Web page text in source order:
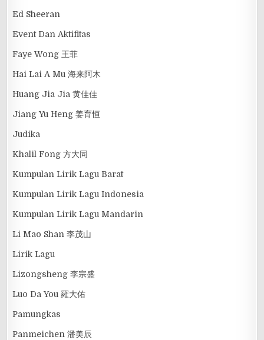
Ed Sheeran
Event Dan Aktifitas
Faye Wong 王菲
Hai Lai A Mu 海来阿木
Huang Jia Jia 黄佳佳
Jiang Yu Heng 姜育恒
Judika
Khalil Fong 方大同
Kumpulan Lirik Lagu Barat
Kumpulan Lirik Lagu Indonesia
Kumpulan Lirik Lagu Mandarin
Li Mao Shan 李茂山
Lirik Lagu
Lizongsheng 李宗盛
Luo Da You 羅大佑
Pamungkas
Panmeichen 潘美辰